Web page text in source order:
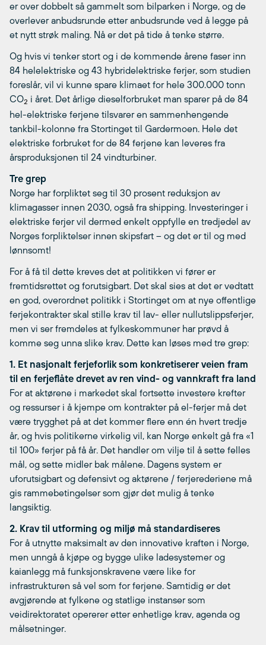
er over dobbelt så gammelt som bilparken i Norge, og de
overlever anbudsrunde etter anbudsrunde ved å legge på
et nytt strøk maling. Nå er det på tide å tenke større.
Og hvis vi tenker stort og i de kommende årene faser inn
84 helelektriske og 43 hybridelektriske ferjer, som studien
foreslår, vil vi kunne spare klimaet for hele 300.000 tonn
CO2 i året. Det årlige dieselforbruket man sparer på de 84
hel-elektriske ferjene tilsvarer en sammenhengende
tankbil-kolonne fra Stortinget til Gardermoen. Hele det
elektriske forbruket for de 84 ferjene kan leveres fra
årsproduksjonen til 24 vindturbiner.
Tre grep
Norge har forpliktet seg til 30 prosent reduksjon av
klimagasser innen 2030, også fra shipping. Investeringer i
elektriske ferjer vil dermed enkelt oppfylle en tredjedel av
Norges forpliktelser innen skipsfart – og det er til og med
lønnsomt!
For å få til dette kreves det at politikken vi fører er
fremtidsrettet og forutsigbart. Det skal sies at det er vedtatt
en god, overordnet politikk i Stortinget om at nye offentlige
ferjekontrakter skal stille krav til lav- eller nullutslippsferjer,
men vi ser fremdeles at fylkeskommuner har prøvd å
komme seg unna slike krav. Dette kan løses med tre grep:
1. Et nasjonalt ferjeforlik som konkretiserer veien fram
til en ferjeflåte drevet av ren vind- og vannkraft fra land
For at aktørene i markedet skal fortsette investere krefter
og ressurser i å kjempe om kontrakter på el-ferjer må det
være trygghet på at det kommer flere enn én hvert tredje
år, og hvis politikerne virkelig vil, kan Norge enkelt gå fra «1
til 100» ferjer på få år. Det handler om vilje til å sette felles
mål, og sette midler bak målene. Dagens system er
uforutsigbart og defensivt og aktørene / ferjerederiene må
gis rammebetingelser som gjør det mulig å tenke
langsiktig.
2. Krav til utforming og miljø må standardiseres
For å utnytte maksimalt av den innovative kraften i Norge,
men unngå å kjøpe og bygge ulike ladesystemer og
kaianlegg må funksjonskravene være like for
infrastrukturen så vel som for ferjene. Samtidig er det
avgjørende at fylkene og statlige instanser som
veidirektoratet opererer etter enhetlige krav, agenda og
målsetninger.